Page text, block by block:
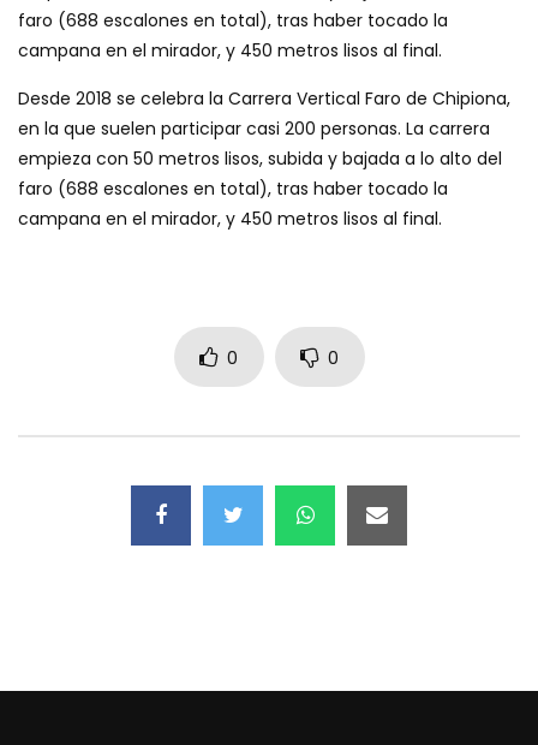
faro (688 escalones en total), tras haber tocado la
campana en el mirador, y 450 metros lisos al final.
Desde 2018 se celebra la Carrera Vertical Faro de Chipiona,
en la que suelen participar casi 200 personas. La carrera
empieza con 50 metros lisos, subida y bajada a lo alto del
faro (688 escalones en total), tras haber tocado la
campana en el mirador, y 450 metros lisos al final.
0 0